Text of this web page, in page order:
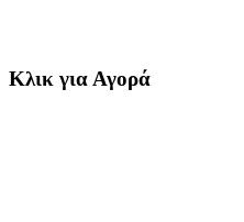
Κλικ για Αγορά